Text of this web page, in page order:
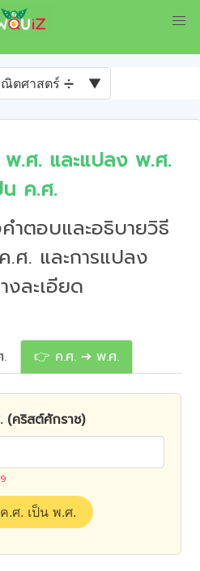
ตศาสตร์ ➗ ▼
.ศ. และแปลง พ.ศ.
น ค.ศ.
ำตอบและอธิบายวิธี
ศ. และการแปลง
ละเอียด
👉 ค.ศ. ➔ พ.ศ.
(คริสต์ศักราช)
.ศ. เป็น พ.ศ.